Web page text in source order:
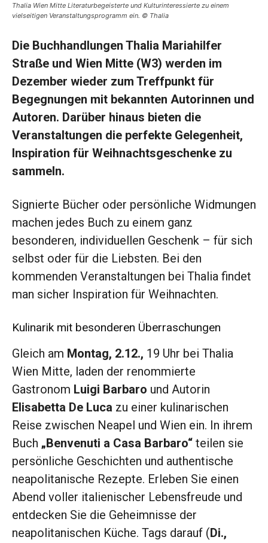
Thalia Wien Mitte Literaturbegeisterte und Kulturinteressierte zu einem
vielseitigen Veranstaltungsprogramm ein. © Thalia
Die Buchhandlungen Thalia Mariahilfer
Straße und Wien Mitte (W3) werden im
Dezember wieder zum Treffpunkt für
Begegnungen mit bekannten Autorinnen und
Autoren. Darüber hinaus bieten die
Veranstaltungen die perfekte Gelegenheit,
Inspiration für Weihnachtsgeschenke zu
sammeln.
Signierte Bücher oder persönliche Widmungen
machen jedes Buch zu einem ganz
besonderen, individuellen Geschenk – für sich
selbst oder für die Liebsten. Bei den
kommenden Veranstaltungen bei Thalia findet
man sicher Inspiration für Weihnachten.
Kulinarik mit besonderen Überraschungen
Gleich am Montag, 2.12., 19 Uhr bei Thalia
Wien Mitte, laden der renommierte
Gastronom Luigi Barbaro und Autorin
Elisabetta De Luca zu einer kulinarischen
Reise zwischen Neapel und Wien ein. In ihrem
Buch „Benvenuti a Casa Barbaro“ teilen sie
persönliche Geschichten und authentische
neapolitanische Rezepte. Erleben Sie einen
Abend voller italienischer Lebensfreude und
entdecken Sie die Geheimnisse der
neapolitanischen Küche. Tags darauf (Di.,